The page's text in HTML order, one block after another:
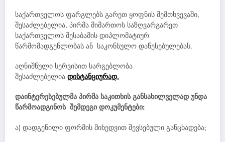
საქართველოს ფარგლებს გარეთ ყოფნის შემთხვევაში,
შესაძლებელია, პირმა მიმართოს საზღვარგარეთ
საქართველოს შესაბამის დიპლომატიურ
წარმომადგენლობას ან საკონსულო დაწესებულებას.
აღნიშნული სერვისით სარგებლობა
შესაძლებელია დისტანციურად.
დაინტერესებულმა პირმა საკითხის განსახილველად უნდა
წარმოადგინოს შემდეგი დოკუმენტები:
ა) დადგენილი ფორმის მიხედვით შევსებული განცხადება;